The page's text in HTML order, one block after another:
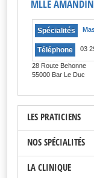
MLLE
Spécialités
Téléphone 03
28 Route Behonne
55000 Bar Le Duc
LES PRATICIENS
NOS SPÉCIALITÉS
LA CLINIQUE